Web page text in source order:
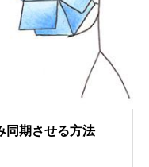
同期させる方法